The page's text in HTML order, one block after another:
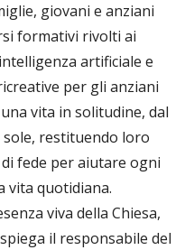
giovani e anziani
formativi rivolti ai
artificiale e
per gli anziani
vita in solitudine, dal
restituendo loro
fede per aiutare ogni
vita quotidiana.
viva della Chiesa,
il responsabile del